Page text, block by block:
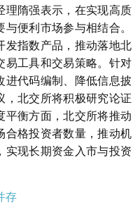
理隋强表示，在实现高质
便利市场参与相结合。
发指数产品，推动落地北
易工具和交易策略。针对
代码编制、降低信息披
，北交所将积极研究论证
衡方面，北交所将推动
合格投资者数量，推动机
现长期资金入市与投资
存